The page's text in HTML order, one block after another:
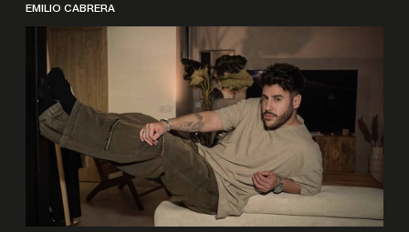
EMILIO CABRERA